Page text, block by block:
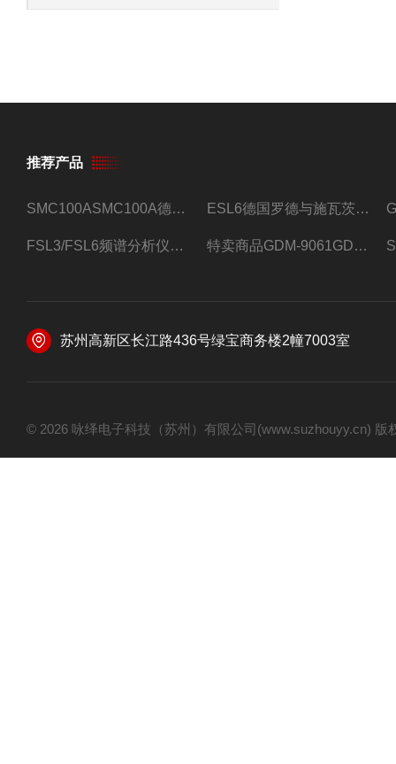
推荐产品
SMC100ASMC100A德国罗德与施瓦茨射频信号源 ESL6德国罗德与施瓦茨预认证EMI接收机
FSL3/FSL6频谱分析仪FSL3/FSL6罗德与施瓦茨 特卖商品GDM-9061GDM-9061台式万用表
苏州高新区长江路436号绿宝商务楼2幢7003室
© 2026 咏绎电子科技（苏州）有限公司(www.suzhouyy.cn)